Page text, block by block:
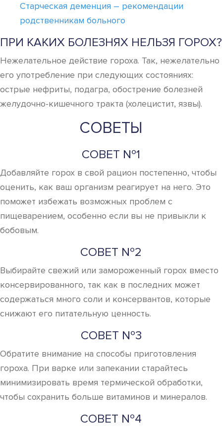
Старческая деменция – рекомендации
родственникам больного
ПРИ КАКИХ БОЛЕЗНЯХ НЕЛЬЗЯ ГОРОХ?
Нежелательное действие гороха. Так, нежелательно
его употребление при следующих состояниях:
острые нефриты, подагра, обострение болезней
желудочно-кишечного тракта (холецистит, язвы).
СОВЕТЫ
СОВЕТ №1
Добавляйте горох в свой рацион постепенно, чтобы
оценить, как ваш организм реагирует на него. Это
поможет избежать возможных проблем с
пищеварением, особенно если вы не привыкли к
бобовым.
СОВЕТ №2
Выбирайте свежий или замороженный горох вместо
консервированного, так как в последних может
содержаться много соли и консервантов, которые
снижают его питательную ценность.
СОВЕТ №3
Обратите внимание на способы приготовления
гороха. При варке или запекании старайтесь
минимизировать время термической обработки,
чтобы сохранить больше витаминов и минералов.
СОВЕТ №4